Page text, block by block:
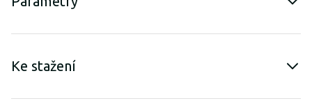
Ke stažení